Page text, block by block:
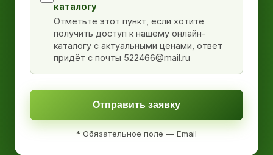
каталогу
Отметьте этот пункт, если хотите
получить доступ к нашему онлайн-
каталогу с актуальными ценами, ответ
придёт с почты 522466@mail.ru
Отправить заявку
* Обязательное поле — Email